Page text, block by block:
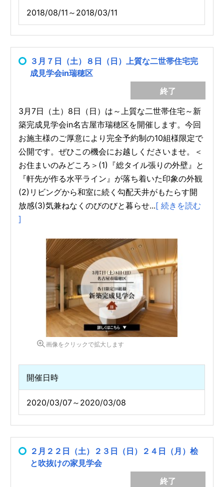
2018/08/11～2018/03/11
３月７日（土）８日（日）上質な二世帯住宅完
成見学会in瑞穂区
終了
3月7日（土）8日（日）は～上質な二世帯住宅～新
築完成見学会in名古屋市瑞穂区を開催します。今回
お施主様のご厚意により完全予約制の10組様限定で
公開です。ぜひこの機会にお越しくださいませ。＜
お住まいのみどころ＞(1)『総タイル張りの外壁』と
『軒先が作る水平ライン』が落ち着いた印象の外観
(2)リビングから和室に続く勾配天井がもたらす開
放感(3)気兼ねなくのびのびと暮らせ...[ 続きを読む
]
画像をクリックで拡大します
開催日時
2020/03/07～2020/03/08
２月２２日（土）２３日（日）２４日（月）桧
と吹抜けの家見学会
終了